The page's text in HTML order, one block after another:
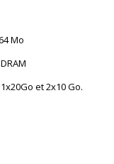
Mo
et 2x10 Go.